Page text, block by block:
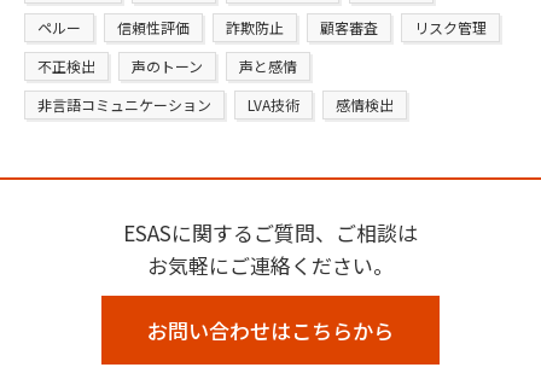
ペルー
信頼性評価 詐欺防止 顧客審査
リスク管理
不正検出
声のトーン
声と感情
非言語コミュニケーション
LVA技術 感情検出
ESASに関するご質問、ご相談は
お気軽にご連絡ください。
お問い合わせはこちらから